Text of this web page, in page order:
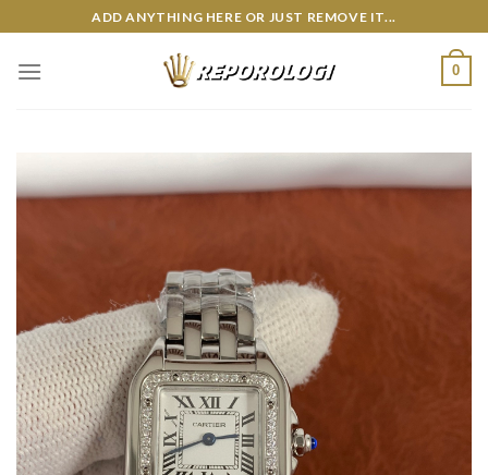
to
content
ADD ANYTHING HERE OR JUST REMOVE IT...
0